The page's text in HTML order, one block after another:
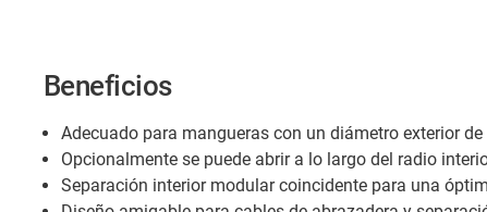
Beneficios
Adecuado para mangueras con un diámetro exterior
Opcionalmente se puede abrir a lo largo del radio
Separación interior modular coincidente para una